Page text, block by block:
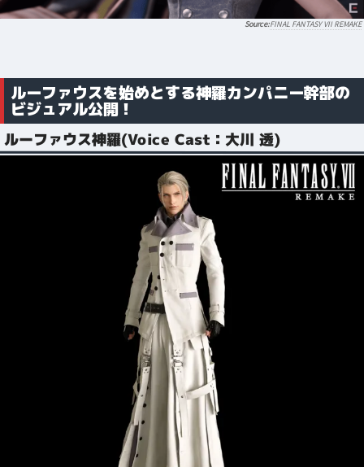
FINAL FANTASY VII REMAKE
ルーファウスを始めとする神羅カンパニー幹部の
ビジュアル公開！
ルーファウス神羅(Voice Cast：大川 透)